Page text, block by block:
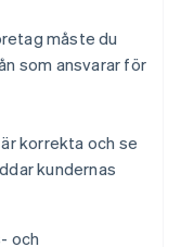
måste du
som ansvarar för
korrekta och se
kundernas
och